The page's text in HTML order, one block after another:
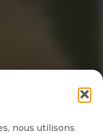
nous utilisons